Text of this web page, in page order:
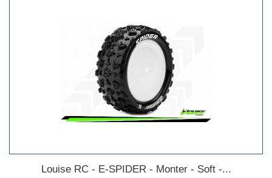
Louise RC - E-SPIDER - Monter - Soft -...